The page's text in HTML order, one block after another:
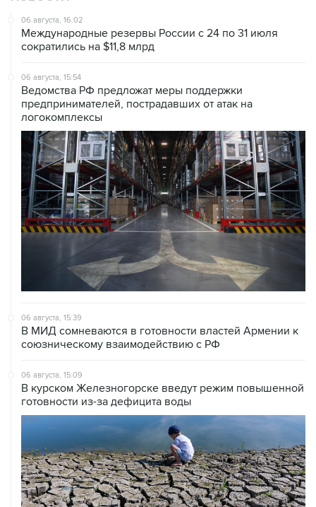
06 августа, 16:02
Международные резервы России с 24 по 31 июля
сократились на $11,8 млрд
06 августа, 15:54
Ведомства РФ предложат меры поддержки
предпринимателей, пострадавших от атак на
логокомплексы
06 августа, 15:39
В МИД сомневаются в готовности властей Армении к
союзническому взаимодействию с РФ
06 августа, 15:09
В курском Железногорске введут режим повышенной
готовности из-за дефицита воды